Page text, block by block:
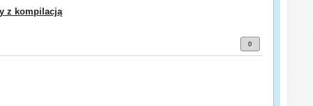
z kompilacją
0